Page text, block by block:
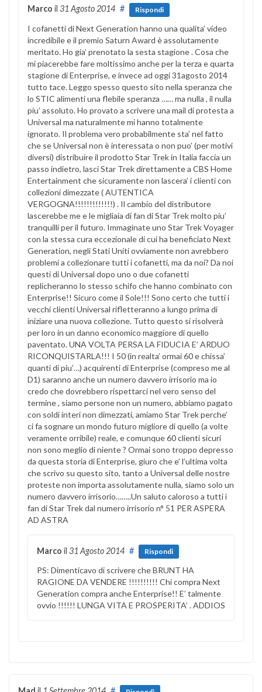
Marco il 31 Agosto 2014 # Rispondi
I cofanetti di Next Generation hanno una qualita’ video
incredibile e il premio Saturn Award è assolutamente
meritato. Ho gia’ prenotato la sesta stagione . Cosa che
mi piacerebbe fare moltissimo anche per la terza e quarta
stagione di Enterprise, e invece ad oggi 31agosto 2014
tutto tace. Leggo spesso questo sito nella speranza che
lo STIC alimenti una flebile speranza …… ma nulla , il nulla
piu’ assoluto. Ho provato a scrivere una mail di protesta a
Universal ma naturalmente mi hanno totalmente
ignorato. Il problema vero probabilmente sta’ nel fatto
che se Universal non è interessata o non puo’ (per motivi
diversi) distribuire il prodotto Star Trek in Italia faccia un
passo indietro, lasci Star Trek direttamente a CBS Home
Entertainment che sicuramente non lascera’ i clienti con
collezioni dimezzate ( AUTENTICA
VERGOGNA!!!!!!!!!!!!!) . Il cambio del distributore
lascerebbe me e le migliaia di fan di Star Trek molto piu’
tranquilli per il futuro. Immaginate uno Star Trek Voyager
con la stessa cura eccezionale di cui ha beneficiato Next
Generation, negli Stati Uniti ovviamente non avrebbero
problemi a collezionare tutti i cofanetti, ma da noi? Da noi
questi di Universal dopo uno o due cofanetti
replicheranno lo stesso schifo che hanno combinato con
Enterprise!! Sicuro come il Sole!!! Sono certo che tutti i
vecchi clienti Universal rifletteranno a lungo prima di
iniziare una nuova collezione. Tutto questo si risolverà
per loro in un danno economico maggiore di quello
paventato. UNA VOLTA PERSA LA FIDUCIA E’ ARDUO
RICONQUISTARLA!!! I 50 (in realta’ ormai 60 e chissa’
quanti di piu’…) acquirenti di Enterprise (compreso me al
D1) saranno anche un numero davvero irrisorio ma io
credo che dovrebbero rispettarci nel vero senso del
termine , siamo persone non un numero, abbiamo pagato
con soldi interi non dimezzati, amiamo Star Trek perche’
ci fa sognare un mondo futuro migliore di quello (a volte
veramente orribile) reale, e comunque 60 clienti sicuri
non sono meglio di niente ? Ormai sono troppo depresso
da questa storia di Enterprise, giuro che e’ l’ultima volta
che scrivo su questo sito, tanto a Universal delle nostre
proteste non importa assolutamente nulla, siamo solo un
numero davvero irrisorio……..Un saluto caloroso a tutti i
fan di Star Trek dal numero irrisorio n° 51 PER ASPERA
AD ASTRA
Marco il 31 Agosto 2014 # Rispondi
PS: Dimenticavo di scrivere che BRUNT HA
RAGIONE DA VENDERE !!!!!!!!!! Chi compra Next
Generation compra anche Enterprise!! E’ talmente
ovvio !!!!!! LUNGA VITA E PROSPERITA’ . ADDIOS